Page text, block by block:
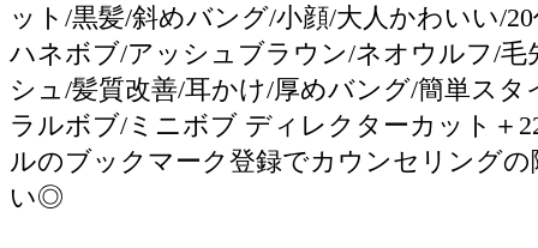
ット/黒髪/斜めバング/小顔/大人かわいい/20
ハネボブ/アッシュブラウン/ネオウルフ/毛
シュ/髪質改善/耳かけ/厚めバング/簡単ス
ラルボブ/ミニボブ ディレクターカット＋
ルのブックマーク登録でカウンセリング
い◎